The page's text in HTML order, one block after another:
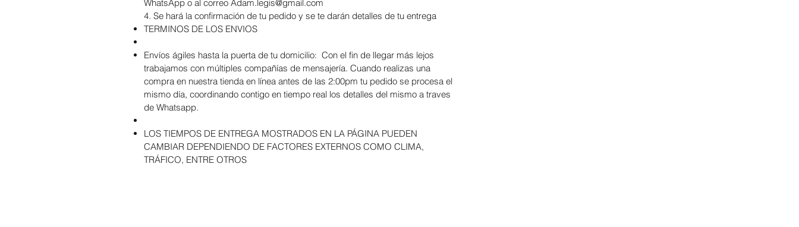
WhatsApp o al correo Adam.legis@gmail.com
4. Se hará la confirmación de tu pedido y se te darán detalles de tu entrega
TERMINOS DE LOS ENVIOS
Envíos ágiles hasta la puerta de tu domicilio: Con el fin de llegar más lejos
trabajamos con múltiples compañías de mensajería. Cuando realizas una
compra en nuestra tienda en línea antes de las 2:00pm tu pedido se procesa el
mismo día, coordinando contigo en tiempo real los detalles del mismo a traves
de Whatsapp.
LOS TIEMPOS DE ENTREGA MOSTRADOS EN LA PÁGINA PUEDEN
CAMBIAR DEPENDIENDO DE FACTORES EXTERNOS COMO CLIMA,
TRÁFICO, ENTRE OTROS